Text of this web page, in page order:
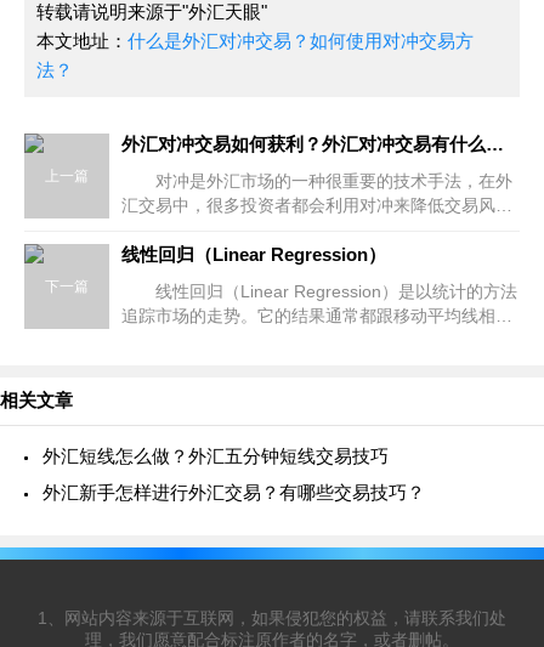
转载请说明来源于"外汇天眼"
本文地址： 什么是外汇对冲交易？如何使用对冲交易方
法？
上一篇
外汇对冲交易如何获利？外汇对冲交易有什么技巧?
对冲是外汇市场的一种很重要的技术手法，在外
汇交易中，很多投资者都会利用对冲来降低交易风
获利？ 多数外汇交易者使用对
下一篇
线性回归（Linear Regression）
线性回归（Linear Regression）是以统计的方法
追踪市场的走势。它的结果通常都跟移动平均线相
相关文章
外汇短线怎么做？外汇五分钟短线交易技巧
外汇新手怎样进行外汇交易？有哪些交易技巧？
1、网站内容来源于互联网，如果侵犯您的权益，请联系我们处
理，我们愿意配合标注原作者的名字，或者删帖。